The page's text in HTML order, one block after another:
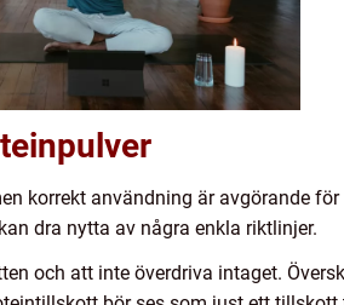
korrekt användning är avgörande
dra nytta av några enkla riktlinjer.
och att inte överdriva intaget.